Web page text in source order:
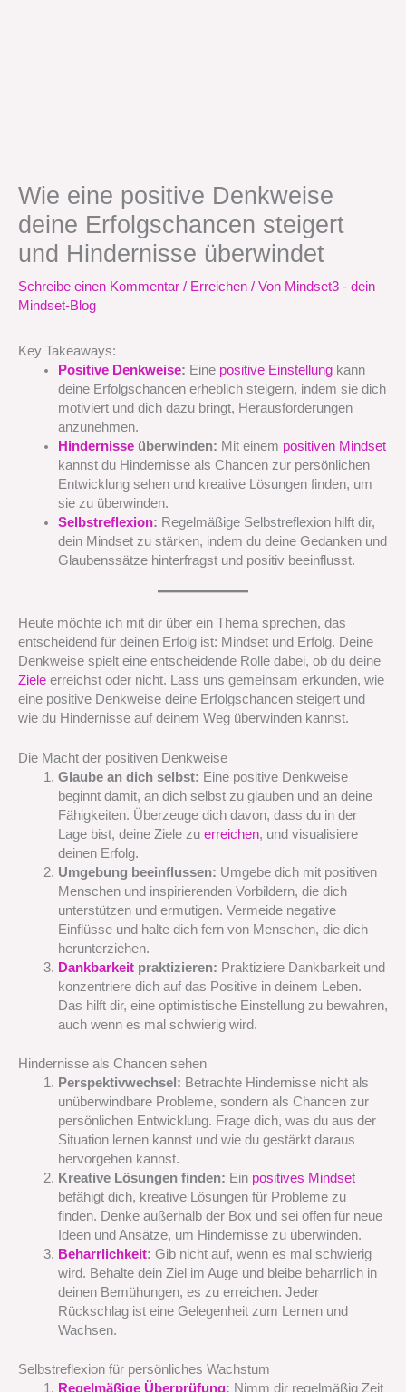
Wie eine positive Denkweise
deine Erfolgschancen steigert
und Hindernisse überwindet
Schreibe einen Kommentar / Erreichen / Von Mindset3 - dein
Mindset-Blog
Key Takeaways:
Positive Denkweise: Eine positive Einstellungkann
deine Erfolgschancen erheblich steigern, indem sie dich
motiviert und dich dazu bringt, Herausforderungen
anzunehmen.
Hindernisseüberwinden: Mit einem positiven Mindset
kannst du Hindernisse als Chancen zur persönlichen
Entwicklung sehen und kreative Lösungen finden, um
sie zu überwinden.
Selbstreflexion: Regelmäßige Selbstreflexion hilft dir,
dein Mindset zu stärken, indem du deine Gedanken und
Glaubenssätze hinterfragst und positiv beeinflusst.
Heute möchte ich mit dir über ein Thema sprechen, das
entscheidend für deinen Erfolg ist: Mindset und Erfolg. Deine
Denkweise spielt eine entscheidende Rolle dabei, ob du deine
Ziele erreichst oder nicht. Lass uns gemeinsam erkunden, wie
eine positive Denkweise deine Erfolgschancen steigert und
wie du Hindernisse auf deinem Weg überwinden kannst.
Die Macht der positiven Denkweise
Glaube an dich selbst: Eine positive Denkweise
beginnt damit, an dich selbst zu glauben und an deine
Fähigkeiten. Überzeuge dich davon, dass du in der
Lage bist, deine Ziele zu erreichen, und visualisiere
deinen Erfolg.
Umgebung beeinflussen: Umgebe dich mit positiven
Menschen und inspirierenden Vorbildern, die dich
unterstützen und ermutigen. Vermeide negative
Einflüsse und halte dich fern von Menschen, die dich
herunterziehen.
Dankbarkeitpraktizieren: Praktiziere Dankbarkeit und
konzentriere dich auf das Positive in deinem Leben.
Das hilft dir, eine optimistische Einstellung zu bewahren,
auch wenn es mal schwierig wird.
Hindernisse als Chancen sehen
Perspektivwechsel: Betrachte Hindernisse nicht als
unüberwindbare Probleme, sondern als Chancen zur
persönlichen Entwicklung. Frage dich, was du aus der
Situation lernen kannst und wie du gestärkt daraus
hervorgehen kannst.
Kreative Lösungen finden: Ein positives Mindset
befähigt dich, kreative Lösungen für Probleme zu
finden. Denke außerhalb der Box und sei offen für neue
Ideen und Ansätze, um Hindernisse zu überwinden.
Beharrlichkeit: Gib nicht auf, wenn es mal schwierig
wird. Behalte dein Ziel im Auge und bleibe beharrlich in
deinen Bemühungen, es zu erreichen. Jeder
Rückschlag ist eine Gelegenheit zum Lernen und
Wachsen.
Selbstreflexion für persönliches Wachstum
Regelmäßige Überprüfung: Nimm dir regelmäßig Zeit